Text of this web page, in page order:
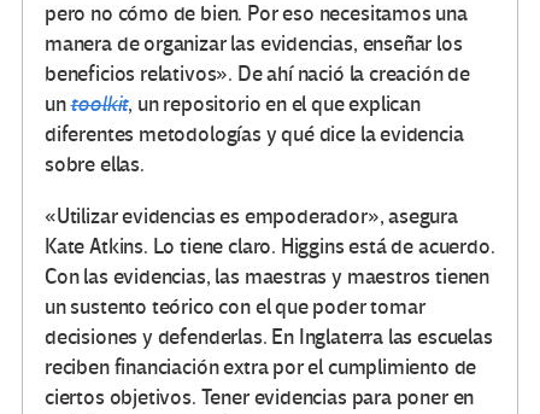
pero no cómo de bien. Por eso necesitamos una
manera de organizar las evidencias, enseñar los
beneficios relativos». De ahí nació la creación de
untoolkit, un repositorio en el que explican
diferentes metodologías y qué dice la evidencia
sobre ellas.
«Utilizar evidencias es empoderador», asegura
Kate Atkins. Lo tiene claro. Higgins está de acuerdo.
Con las evidencias, las maestras y maestros tienen
un sustento teórico con el que poder tomar
decisiones y defenderlas. En Inglaterra las escuelas
reciben financiación extra por el cumplimiento de
ciertos objetivos. Tener evidencias para poner en